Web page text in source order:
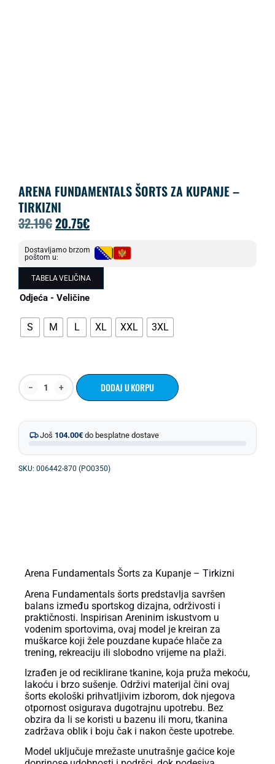
ARENA FUNDAMENTALS ŠORTS ZA KUPANJE –
TIRKIZNI
32.19€20.75€
Dostavljamo brzom
poštom u:
TABELA VELIČINA
Odjeća - Veličine
S M L XL XXL 3XL
DODAJ U KORPU
Još 104.00€ do besplatne dostave
SKU: 006442-870 (PO0350)
Arena Fundamentals Šorts za Kupanje – Tirkizni
Arena Fundamentals šorts predstavlja savršen
balans između sportskog dizajna, održivosti i
praktičnosti. Inspirisan Areninim iskustvom u
vodenim sportovima, ovaj model je kreiran za
muškarce koji žele pouzdane kupaće hlače za
trening, rekreaciju ili slobodno vrijeme na plaži.
Izrađen je od reciklirane tkanine, koja pruža mekoću,
lakoću i brzo sušenje. Održivi materijal čini ovaj
šorts ekološki prihvatljivim izborom, dok njegova
otpornost osigurava dugotrajnu upotrebu. Bez
obzira da li se koristi u bazenu ili moru, tkanina
zadržava oblik i boju čak i nakon česte upotrebe.
Model uključuje mrežaste unutrašnje gaćice koje